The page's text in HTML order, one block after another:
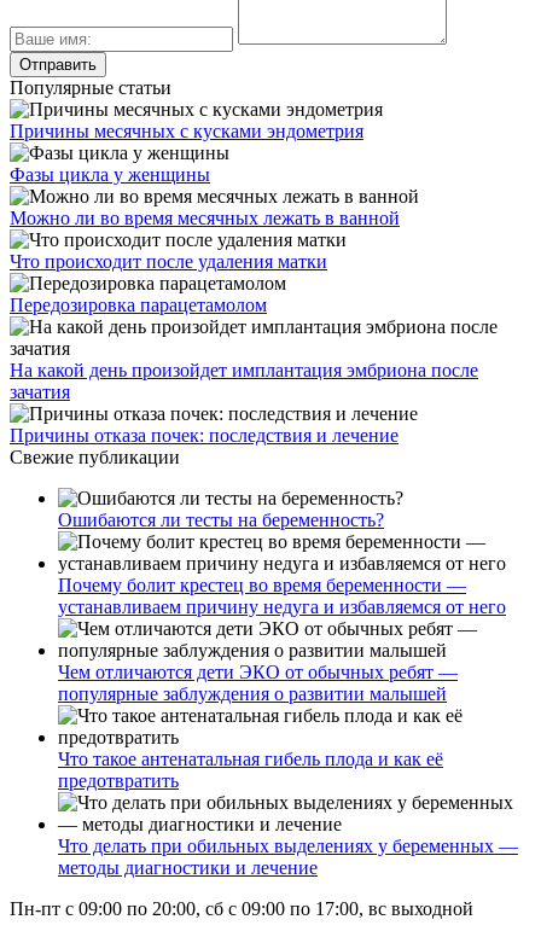
Популярные статьи
Причины месячных с кусками эндометрия
Фазы цикла у женщины
Можно ли во время месячных лежать в ванной
Что происходит после удаления матки
Передозировка парацетамолом
На какой день произойдет имплантация эмбриона после
зачатия
Причины отказа почек: последствия и лечение
Свежие публикации
Ошибаются ли тесты на беременность?
Почему болит крестец во время беременности —
устанавливаем причину недуга и избавляемся от него
Чем отличаются дети ЭКО от обычных ребят —
популярные заблуждения о развитии малышей
Что такое антенатальная гибель плода и как её
предотвратить
Что делать при обильных выделениях у беременных —
методы диагностики и лечение
Пн-пт с 09:00 по 20:00, сб с 09:00 по 17:00, вс выходной